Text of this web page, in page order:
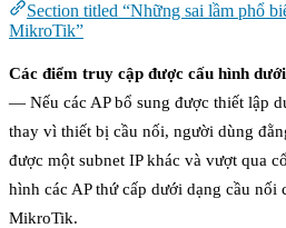
Section titled “Những sai lầm phổ
MikroTik”
Các điểm truy cập được cấu hình
— Nếu các AP bổ sung được thiết lập
thay vì thiết bị cầu nối, người dùng
được một subnet IP khác và vượt qua
hình các AP thứ cấp dưới dạng cầu nối
MikroTik.